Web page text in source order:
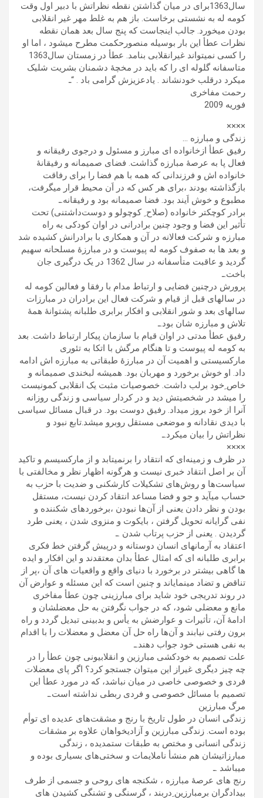
سال1363برای در میان گذاشتن نقطه نظراتش با دبیر اول وقت
کومه له به نشستی برخاست. باز هم به غلط مهر غیر انقلابی
بودن میخورد. جالب اینجاست که پنج سال بعد همان نقطه
نظرات عطأ این بار بوسیله منصورحکمت مطرح میشود ، اما او
را کسی نمیتواند غیرانقلابی بنامد. عطأ در زمستان سال1363
متاسفانه گلوله ای را که باید در مخچۀ دشمنان بشریت شلیک
میکرد درقلب خودنشاند . یادعزیزش گرامی باد . “ـ
رحمت مفاخری
فوریه 2009
××××
زندگی و مبارزه …
رفیق عطأ ازخانواده ای مبارز و مسئول و درجوی رفیقانه و
فعال پا به عرصۀ مبارزه گذاشت. فضای صمیمانه و رفیقانۀ
خانواده اش و فرزندانی که همه با هم فضا را برای رفاقت
بازگذاشته بودند ،برای هر کس که در اَن محیط قرار میگرفت،
مطبوع و خوش اَیند بود. فضا صمیمانه بود و رفیقانه.ـ
برادر کوچکتر خانواده (صلاح ِ کوچولو و دوست‌داشتنی) تحت
تأثیر این فضا و وجود چنین برادرانی در اوان کودکی به راه
مبارزه و شرکت فعالانه در آن و همکاری با برادرانش کشیده شد
و بعد ها به صفوف کومه له پیوست و در مبارزۀ مسلحانه سهیم
گردید و عاقبت متأسفانه در سال 1362 در یک درگیری جان
باخت.ـ
پرورش درچنین فضایی و ارتباط مدام با رفقا و فعالین کومه له
در سالهای قبل از قیام و شرکت فعال این برادران در مبارزات
سالهای بعد و شور انقلابی و افکار برابری طلبانه پشتوانۀ همۀ
تلاش و مبارزه شان بود.ـ
رفیق عطأ مدتی در اوان قیام با سازمان پیکار ارتباط داشت. بعد
به کومه له پیوست و تا هنگام مرگش با اتکا به تئوری
مارکسیستی و اهمیت آن در مبارزۀ طبقاتی به مبارزه اش ادامه
داد. او خوش برخورد و مهربان بود. همیشه لبخندی صمیمانه و
خاص ِخود برلب داشت. خصوصیات مثبت یک انقلابی کمونیست
را میشد در شخصیتش دید و در کردار سیاسی و زندگی روزانه
آنرا از خود بروز میداد. رفیق دوست بود. در قبال مسائل سیاسی
با دیدی نقادانه و موضعی مستقل روبرو میشد.تابع نبود و
نظراتش را بیان میکرد.ـ
××××
در ظرف و زمینه‌ای که انتقاد را برنمیتابد و از مارکسیسم و تاکید
آن بر اصل انتقاد خبری نیست و هرگونه اظهار نظر و مخالفتی با
سیاست‌ها و روش‌های تشکیلات کارشکنی و ضدیت با حزب به
حساب میآید و جو و فضا مساعد انتقاد کردن نیست، مستقل
بودن و نظر دادن یعنی از آن‌ها نبودن ،برخوردهای شکننده و
نفی گرایانه تحویل گرفتن ، بایکوت و منزوی شدن ، یعنی طرد
گردیدن . یعنی از حزب پرتاب شدن .ـ
اعتقاد به آرمانهای انسان دوستانه و درپیش گرفتن خط فکری
برابری طلبانه ای که امثال عطأ بدان معتقدند و این افکار و ایده
ها گاهی بیشتر در برخورد با دنیای واقع و واقعیات های آن ،پر از
تناقض و تضاد مینمایاند و چنین است که این مسئله و عوارض آن
در روند تدریجی خود شاید برای مبارزینی چون عطأ مفاخری
مانع و معضلی شود، که در جواب نگرفتن به حل معضلشان و
ادامۀ آن، تأثیرات و عوارضش به یأس و بدبینی تبدیل گردد و راه
برون رفتی نیابند و آن‌ها راه حل آن معضل و معضلات را با اقدام
به نفی هستی خود جواب دهند.ـ
علت تصمیم به خودکشی مبارزین و انقلابیونی چون عطأ را در
چه چیز دیگری غیراز این میتوان جستجو کرد؟ اگر پای معضلات
فردی و خصوصی خاصی در میان نباشد، که در مورد عطأ این
تصمیم با مسائل خصوصی و فردی ربطی نداشته است.ـ
مرگ مبارزین
زندگی انسان در طول تاریخ با رنج و مشقت‌های عدیده ای توأم
بوده است. زندگی مبارزین و آزادیخواهان علاوه بر مشقات
زندگی انسانی و مختص به طبقات ستمدیده ، زندگی
مبارزاتیشان هم منشأ ناملایمات و سختی‌های بسیاری بوده و
میباشد .ـ
رنج های عرصۀ مبارزه ، شکنجه های روحی و جسمی از طرف
بیدادگران برمبارزین ِدربند ، گرسنگی و تشنگی کشیدن های